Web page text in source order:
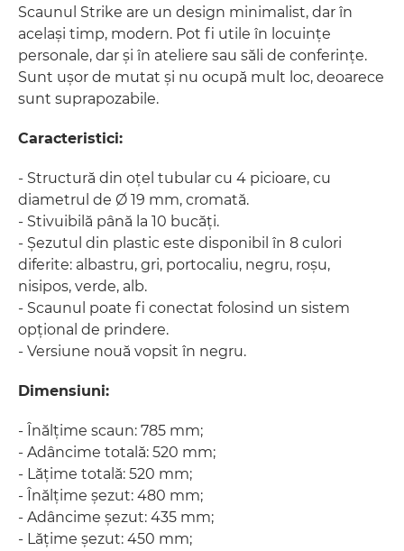
Scaunul Strike are un design minimalist, dar în
același timp, modern. Pot fi utile în locuințe
personale, dar și în ateliere sau săli de conferințe.
Sunt ușor de mutat și nu ocupă mult loc, deoarece
sunt suprapozabile.
Caracteristici:
- Structură din oțel tubular cu 4 picioare, cu
diametrul de Ø 19 mm, cromată.
- Stivuibilă până la 10 bucăți.
- Șezutul din plastic este disponibil în 8 culori
diferite: albastru, gri, portocaliu, negru, roșu,
nisipos, verde, alb.
- Scaunul poate fi conectat folosind un sistem
opțional de prindere.
- Versiune nouă vopsit în negru.
Dimensiuni:
​- Înălțime scaun: 785 mm;
- Adâncime totală: 520 mm;
​- Lățime totală: 520 mm;
- Înălțime șezut: 480 mm;
- Adâncime șezut: 435 mm;
- Lățime șezut: 450 mm;